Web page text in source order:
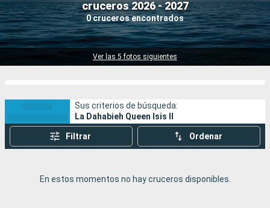
cruceros 2026 - 2027
0 cruceros encontrados
Ver las 5 fotos siguientes
Fecha de salida
Sus criterios de búsqueda:
La Dahabieh Queen Isis II
Filtrar Ordenar
En estos momentos no hay cruceros disponibles.